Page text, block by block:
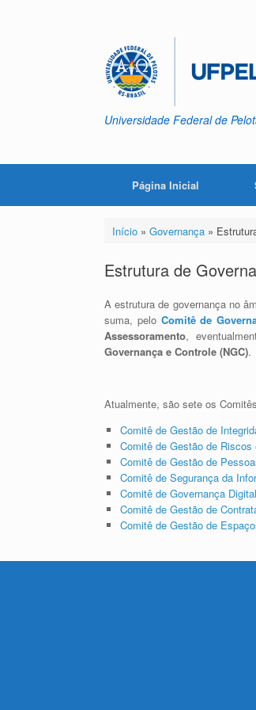
Universidade Federal de
Página Inicial
Início» Governança»
Estrutura de
A estrutura de governança no
suma, pelo Comitê de
Assessoramento,
Governança e Controle (NGC).
Atualmente, são sete os
Comitê de Gestão de
Comitê de Gestão de
Comitê de Gestão de
Comitê de Segurança da
Comitê de Governança
Comitê de Gestão de
Comitê de Gestão de